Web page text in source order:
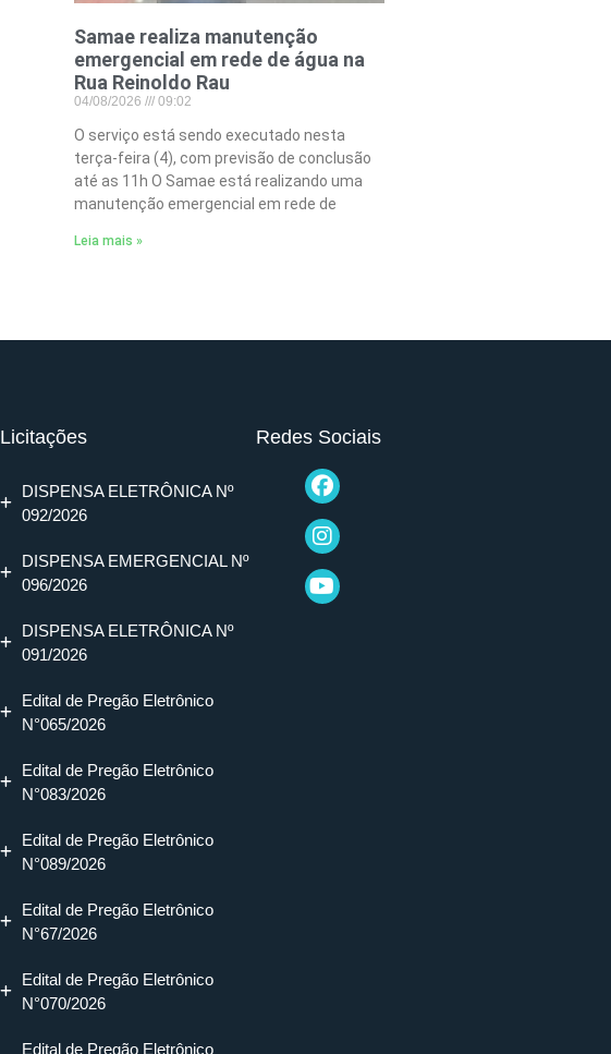
Samae realiza manutenção
emergencial em rede de água na
Rua Reinoldo Rau
04/08/2026 09:02
O serviço está sendo executado nesta
terça-feira (4), com previsão de conclusão
até as 11h O Samae está realizando uma
manutenção emergencial em rede de
Leia mais »
Licitações
DISPENSA ELETRÔNICA Nº
092/2026
DISPENSA EMERGENCIAL Nº
096/2026
DISPENSA ELETRÔNICA Nº
091/2026
Edital de Pregão Eletrônico
N°065/2026
Edital de Pregão Eletrônico
N°083/2026
Edital de Pregão Eletrônico
N°089/2026
Edital de Pregão Eletrônico
N°67/2026
Edital de Pregão Eletrônico
N°070/2026
Edital de Pregão Eletrônico
Redes Sociais